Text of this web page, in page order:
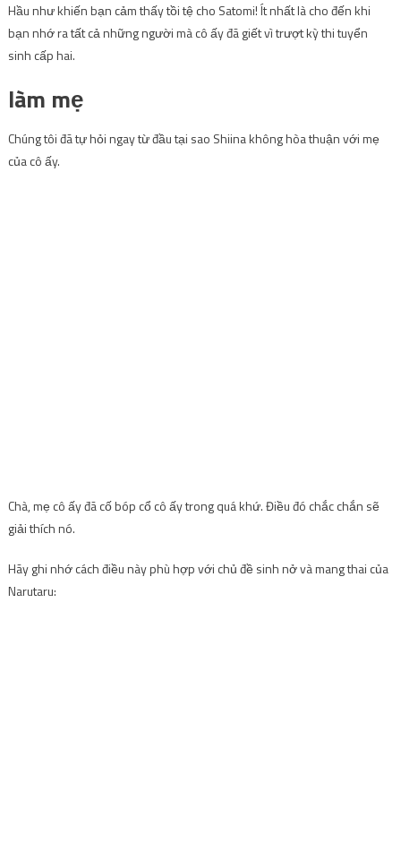
Hầu như khiến bạn cảm thấy tồi tệ cho Satomi! Ít nhất là cho đến khi
bạn nhớ ra tất cả những người mà cô ấy đã giết vì trượt kỳ thi tuyển
sinh cấp hai.
làm mẹ
Chúng tôi đã tự hỏi ngay từ đầu tại sao Shiina không hòa thuận với mẹ
của cô ấy.
Chà, mẹ cô ấy đã cố bóp cổ cô ấy trong quá khứ. Điều đó chắc chắn sẽ
giải thích nó.
Hãy ghi nhớ cách điều này phù hợp với chủ đề sinh nở và mang thai của
Narutaru: